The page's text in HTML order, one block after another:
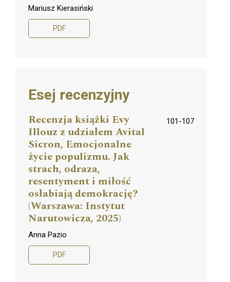
Mariusz Kierasiński
PDF
Esej recenzyjny
Recenzja książki Evy
Illouz z udziałem Avital
Sicron, Emocjonalne
życie populizmu. Jak
strach, odraza,
resentyment i miłość
osłabiają demokrację?
(Warszawa: Instytut
Narutowicza, 2025)
101-107
Anna Pazio
PDF